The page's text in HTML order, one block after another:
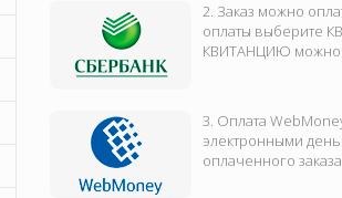
2. Заказ можно
оплаты выберите
КВИТАНЦИЮ можно
3. Оплата
электронными
оплаченного